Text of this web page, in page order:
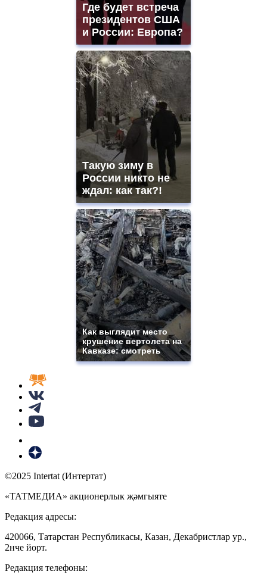
Где будет встреча
президентов США
и России: Европа?
Такую зиму в
России никто не
ждал: как так?!
Как выглядит место
крушение вертолета на
Кавказе: смотреть
©2025 Intertat (Интертат)
«ТАТМЕДИА» акционерлык җәмгыяте
Редакция адресы:
420066, Татарстан Республикасы, Казан, Декабристлар ур.,
2нче йорт.
Редакция телефоны: